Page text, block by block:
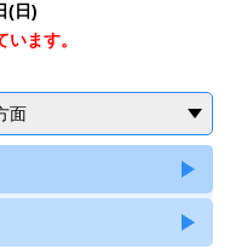
(日)
ます。
面